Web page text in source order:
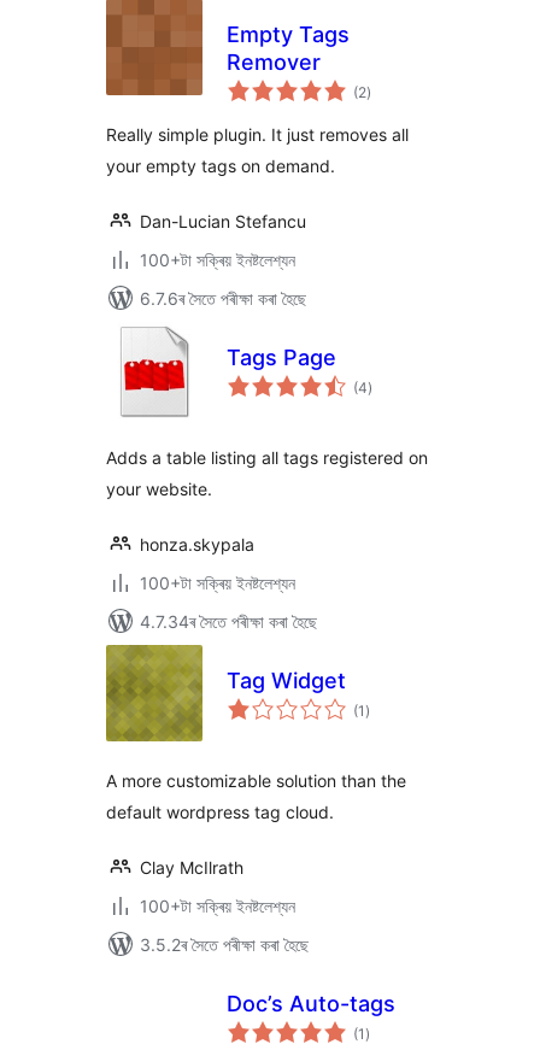
Empty Tags
Remover
(2টা
মুঠ)
Really simple plugin. It just removes all
your empty tags on demand.
Dan-Lucian Stefancu
100+টা সক্ৰিয় ইনষ্টলেশ্যন
6.7.6ৰ সৈতে পৰীক্ষা কৰা হৈছে
Tags Page
(4টা
মুঠ)
Adds a table listing all tags registered on
your website.
honza.skypala
100+টা সক্ৰিয় ইনষ্টলেশ্যন
4.7.34ৰ সৈতে পৰীক্ষা কৰা হৈছে
Tag Widget
(1 টা
মুঠ)
A more customizable solution than the
default wordpress tag cloud.
Clay McIlrath
100+টা সক্ৰিয় ইনষ্টলেশ্যন
3.5.2ৰ সৈতে পৰীক্ষা কৰা হৈছে
Doc’s Auto-tags
(1 টা
মুঠ)